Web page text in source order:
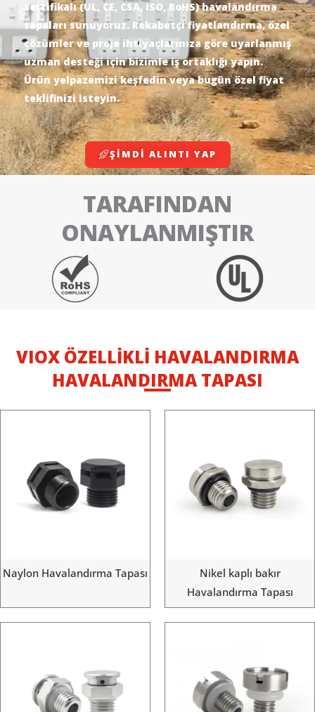
sertifikalı (UL, CE, CSA, ISO, RoHS) havalandırma
tapaları sunuyoruz. Rekabetçi fiyatlandırma, özel
çözümler ve proje ihtiyaçlarınıza göre uyarlanmış
uzman desteği için bizimle iş ortaklığı yapın.
Ürün yelpazemizi keşfedin veya bugün özel fiyat
teklifinizi isteyin.
ŞIMDI ALINTI YAP
TARAFINDAN
ONAYLANMIŞTIR
VIOX ÖZELLIKLI HAVALANDIRMA
HAVALANDIRMA TAPASI
Naylon Havalandırma Tapası
Nikel kaplı bakır
Havalandırma Tapası